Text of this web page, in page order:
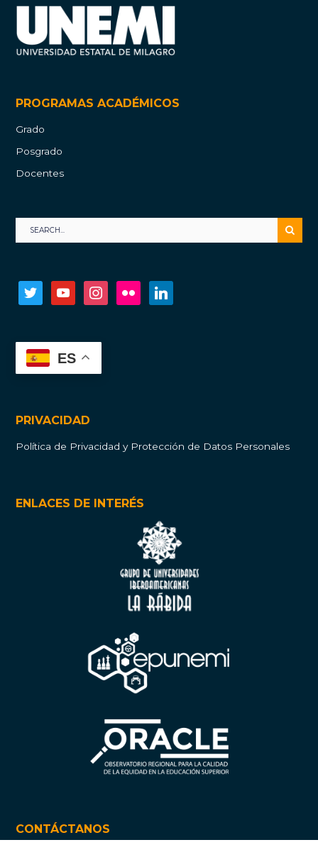
PROGRAMAS ACADÉMICOS
Grado
Posgrado
Docentes
twitter youtube instagramflickr
ES
PRIVACIDAD
Política de Privacidad y Protección de Datos Personales
ENLACES DE INTERÉS
CONTÁCTANOS